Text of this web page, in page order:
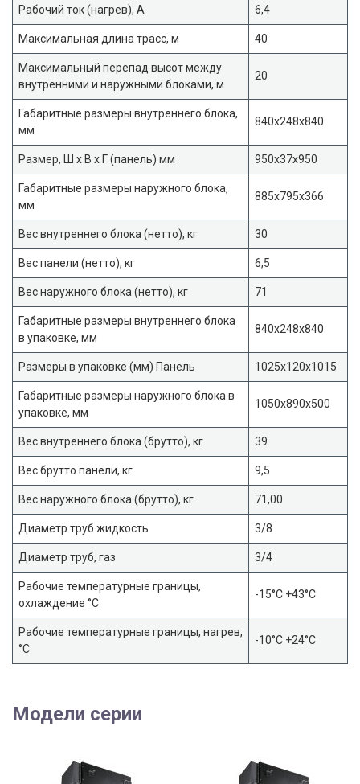
Рабочий ток (нагрев), А 6,4
Максимальная длина трасс, м 40
Максимальный перепад высот между
внутренними и наружными блоками, м
20
Габаритные размеры внутреннего блока,
мм
840x248x840
Размер, Ш х В х Г (панель) мм 950x37x950
Габаритные размеры наружного блока,
мм
885x795x366
Вес внутреннего блока (нетто), кг 30
Вес панели (нетто), кг 6,5
Вес наружного блока (нетто), кг 71
Габаритные размеры внутреннего блока
в упаковке, мм
840x248x840
Размеры в упаковке (мм) Панель 1025x120x1015
Габаритные размеры наружного блока в
упаковке, мм
1050x890x500
Вес внутреннего блока (брутто), кг 39
Вес брутто панели, кг 9,5
Вес наружного блока (брутто), кг 71,00
Диаметр труб жидкость 3/8
Диаметр труб, газ 3/4
Рабочие температурные границы,
охлаждение °C
-15°С +43°С
Рабочие температурные границы, нагрев,
°C
-10°С +24°С
Модели серии